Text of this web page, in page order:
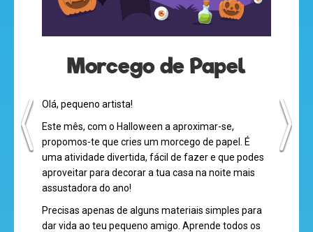
olá
Morcego de Papel
Olá, pequeno artista!
Este mês, com o Halloween a aproximar-se,
propomos-te que cries um morcego de papel. É
uma atividade divertida, fácil de fazer e que podes
aproveitar para decorar a tua casa na noite mais
assustadora do ano!
Precisas apenas de alguns materiais simples para
dar vida ao teu pequeno amigo. Aprende todos os